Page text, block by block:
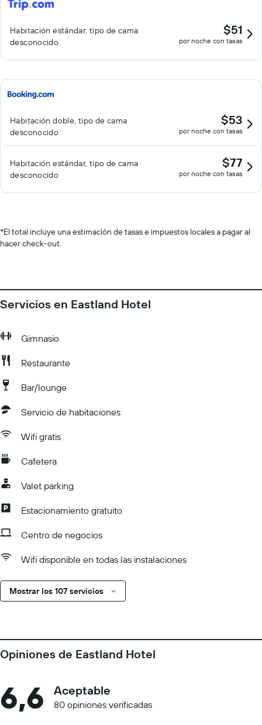
Habitación estándar, tipo de cama
desconocido
$51
por noche con tasas
Habitación doble, tipo de cama
desconocido
$53
por noche con tasas
Habitación estándar, tipo de cama
desconocido
$77
por noche con tasas
*El total incluye una estimación de tasas e impuestos locales a pagar al
hacer check-out.
Servicios en Eastland Hotel
Gimnasio
Restaurante
Bar/lounge
Servicio de habitaciones
Wifi gratis
Cafetera
Valet parking
Estacionamiento gratuito
Centro de negocios
Wifi disponible en todas las instalaciones
Mostrar los 107 servicios
Opiniones de Eastland Hotel
6,6 Aceptable
80 opiniones verificadas